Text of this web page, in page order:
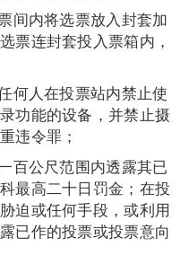
间内将选票放入封套加
票连封套投入票箱内，
何人在投票站内禁止使
功能的设备，并禁止摄
违令罪；
百公尺范围内透露其已
最高二十日罚金；在投
迫或任何手段，或利用
已作的投票或投票意向